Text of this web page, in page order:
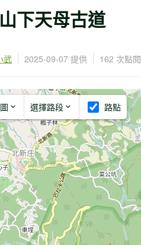
下天母古道
武 2025-09-07 提供 162 次點閱
選擇路段 路點